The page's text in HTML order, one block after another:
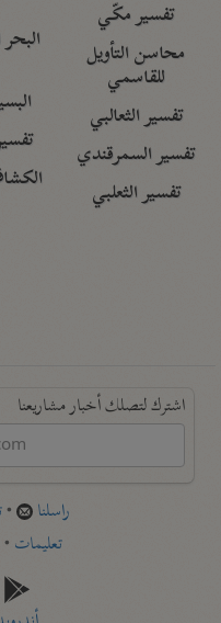
تفسير مكّي
محاسن التأويل
للقاسمي
تفسير الثعالبي
تفسير السمرقندي
تفسير الثعلبي
اشترك لتصلك أخبار مشاريعنا
راسلنا •
تعليمات •